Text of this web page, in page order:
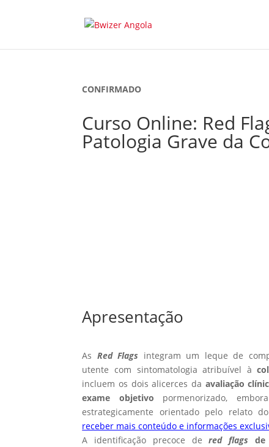
CONFIRMADO
Curso Online: Red
Patologia Grave da
Apresentação
As Red Flags integram um leque de
utente com sintomatologia atribuível à
incluem os dois alicerces da avaliação
exame objetivo pormenorizado,
estrategicamente orientado pelo relato
receber mais conteúdo e informações
A identificação precoce dered flags de